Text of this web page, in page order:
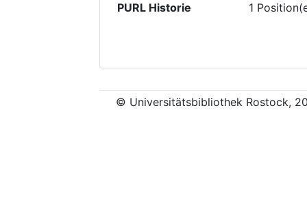
PURL Historie
1
© Universitätsbibliothek Rostock,